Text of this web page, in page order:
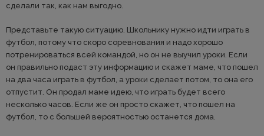
сделали так, как нам выгодно.
Представьте такую ситуацию. Школьнику нужно идти играть в
футбол, потому что скоро соревнования и надо хорошо
потренироваться всей командой, но он не выучил уроки. Если
он правильно подаст эту информацию и скажет маме, что пошел
на два часа играть в футбол, а уроки сделает потом, то она его
отпустит. Он продал маме идею, что играть будет всего
несколько часов. Если же он просто скажет, что пошел на
футбол, то с большей вероятностью останется дома.